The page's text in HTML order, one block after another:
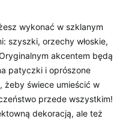
wykonać w ⁤szklanym
szyszki, orzechy włoskie,
akcentem będą​
patyczki i oprószone⁤
żeby‌ świece umieścić⁢ w
przede ⁣wszystkim!
dekoracją, ale też